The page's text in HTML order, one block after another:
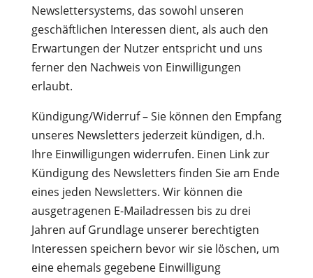
Newslettersystems, das sowohl unseren
geschäftlichen Interessen dient, als auch den
Erwartungen der Nutzer entspricht und uns
ferner den Nachweis von Einwilligungen
erlaubt.
Kündigung/Widerruf – Sie können den Empfang
unseres Newsletters jederzeit kündigen, d.h.
Ihre Einwilligungen widerrufen. Einen Link zur
Kündigung des Newsletters finden Sie am Ende
eines jeden Newsletters. Wir können die
ausgetragenen E-Mailadressen bis zu drei
Jahren auf Grundlage unserer berechtigten
Interessen speichern bevor wir sie löschen, um
eine ehemals gegebene Einwilligung